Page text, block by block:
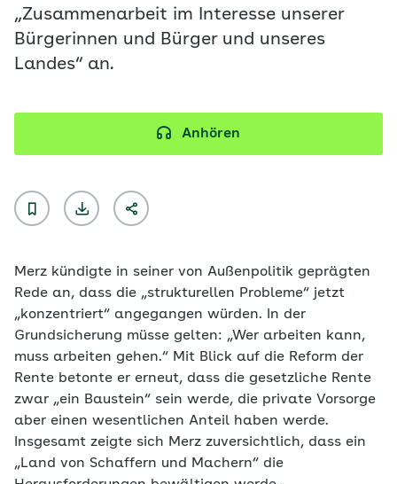
„Zusammenarbeit im Interesse unserer
Bürgerinnen und Bürger und unseres
Landes“ an.
Anhören
Merz kündigte in seiner von Außenpolitik geprägten
Rede an, dass die „strukturellen Probleme“ jetzt
„konzentriert“ angegangen würden. In der
Grundsicherung müsse gelten: „Wer arbeiten kann,
muss arbeiten gehen.“ Mit Blick auf die Reform der
Rente betonte er erneut, dass die gesetzliche Rente
zwar „ein Baustein“ sein werde, die private Vorsorge
aber einen wesentlichen Anteil haben werde.
Insgesamt zeigte sich Merz zuversichtlich, dass ein
„Land von Schaffern und Machern“ die